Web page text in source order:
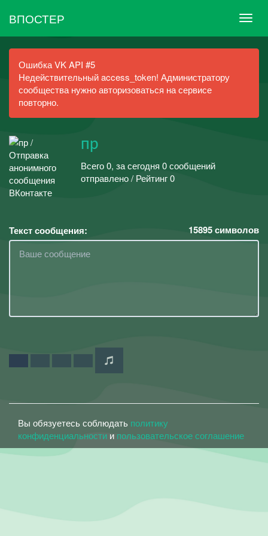
ВПОСТЕР
Ошибка VK API #5
Недействительный access_token! Администратору
сообщества нужно авторизоваться на сервисе
повторно.
пр
Всего 0, за сегодня 0 сообщений
отправлено / Рейтинг 0
Текст сообщения: 15895символов
Вы обязуетесь соблюдать политику
конфиденциальности и пользовательское соглашение